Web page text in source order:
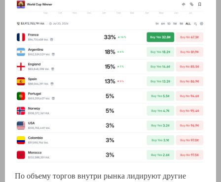
По объему торгов внутри рынка лидируют другие